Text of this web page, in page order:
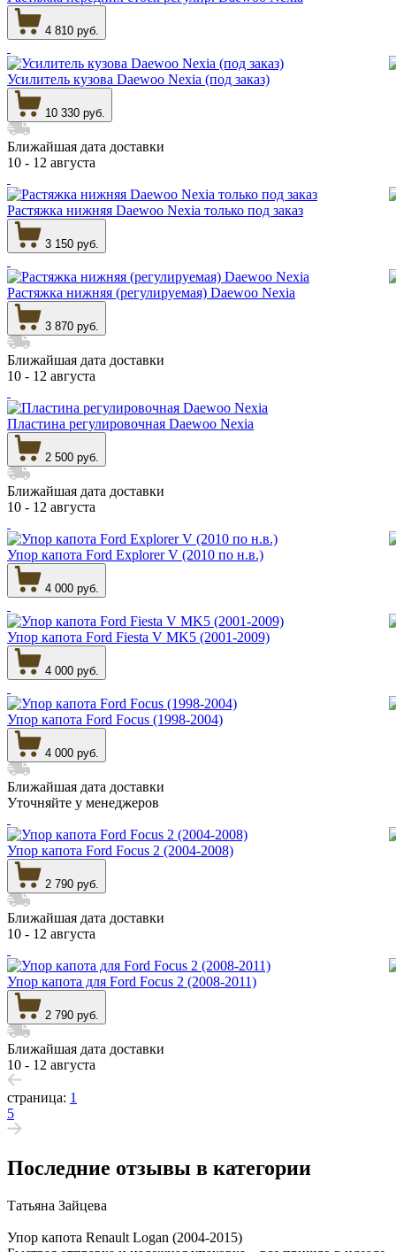
4 810 руб.
Усилитель кузова Daewoo Nexia (под заказ)
10 330 руб.
Ближайшая дата доставки
10 - 12 августа
Растяжка нижняя Daewoo Nexia только под заказ
3 150 руб.
Растяжка нижняя (регулируемая) Daewoo Nexia
3 870 руб.
Ближайшая дата доставки
10 - 12 августа
Пластина регулировочная Daewoo Nexia
2 500 руб.
Ближайшая дата доставки
10 - 12 августа
Упор капота Ford Explorer V (2010 по н.в.)
4 000 руб.
Упор капота Ford Fiesta V MK5 (2001-2009)
4 000 руб.
Упор капота Ford Focus (1998-2004)
4 000 руб.
Ближайшая дата доставки
Уточняйте у менеджеров
Упор капота Ford Focus 2 (2004-2008)
2 790 руб.
Ближайшая дата доставки
10 - 12 августа
Упор капота для Ford Focus 2 (2008-2011)
2 790 руб.
Ближайшая дата доставки
10 - 12 августа
страница: 1
5
Последние отзывы в категории
Татьяна Зайцева
Упор капота Renault Logan (2004-2015)